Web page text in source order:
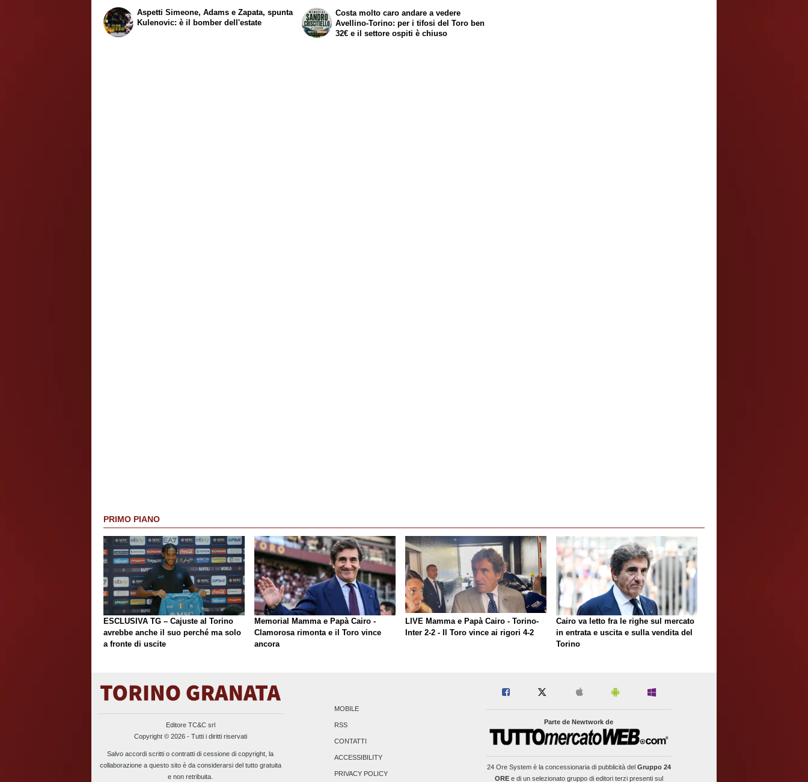
Aspetti Simeone, Adams e Zapata, spunta
Kulenovic: è il bomber dell'estate
Costa molto caro andare a vedere
Avellino-Torino: per i tifosi del Toro ben
32€ e il settore ospiti è chiuso
PRIMO PIANO
ESCLUSIVA TG – Cajuste al Torino
avrebbe anche il suo perché ma solo
a fronte di uscite
Memorial Mamma e Papà Cairo -
Clamorosa rimonta e il Toro vince
ancora
LIVE Mamma e Papà Cairo - Torino-
Inter 2-2 - Il Toro vince ai rigori 4-2
Cairo va letto fra le righe sul mercato
in entrata e uscita e sulla vendita del
Torino
Editore TC&C srl
Copyright © 2026 - Tutti i diritti riservati
Salvo accordi scritti o contratti di cessione di copyright, la
collaborazione a questo sito è da considerarsi del tutto gratuita
e non retribuita.
MOBILE
RSS
CONTATTI
ACCESSIBILITY
PRIVACY POLICY
Parte de Newtwork de
24 Ore Systemè la concessionaria di pubblicità del Gruppo 24
OREe di un selezionato gruppo di editori terzi presenti sul